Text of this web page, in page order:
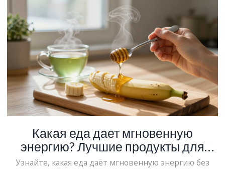
Какая еда дает мгновенную
энергию? Лучшие продукты для
быстрого восстановления сил
Узнайте, какая еда даёт мгновенную энергию без